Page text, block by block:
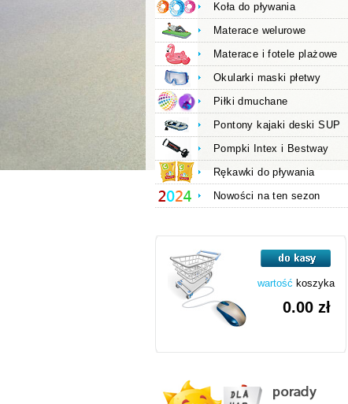
Koła do pływania
Materace welurowe
Materace i fotele plażowe
Okularki maski płetwy
Piłki dmuchane
Pontony kajaki deski SUP
Pompki Intex i Bestway
Rękawki do pływania
Nowości na ten sezon
wartość koszyka
0.00 zł